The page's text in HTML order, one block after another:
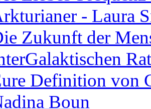
- Laura
Zukunft der
Definition von
Boun